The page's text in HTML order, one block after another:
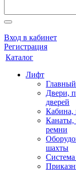
Вход в кабинет
Регистрация
Каталог
Лифт
Двери,
дверей
Кабина,
Канаты,
ремни
шахты